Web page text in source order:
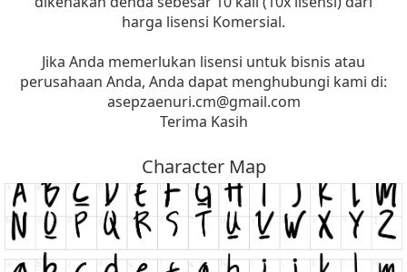
harga lisensi Komersial.
Jika Anda memerlukan lisensi untuk bisnis atau
perusahaan Anda, Anda dapat menghubungi kami di:
asepzaenuri.cm@gmail.com
Terima Kasih
Character Map